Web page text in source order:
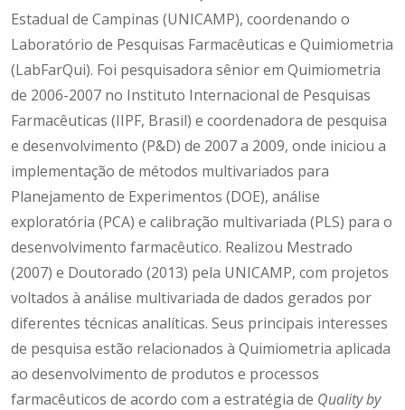
Estadual de Campinas (UNICAMP), coordenando o
Laboratório de Pesquisas Farmacêuticas e Quimiometria
(LabFarQui). Foi pesquisadora sênior em Quimiometria
de 2006-2007 no Instituto Internacional de Pesquisas
Farmacêuticas (IIPF, Brasil) e coordenadora de pesquisa
e desenvolvimento (P&D) de 2007 a 2009, onde iniciou a
implementação de métodos multivariados para
Planejamento de Experimentos (DOE), análise
exploratória (PCA) e calibração multivariada (PLS) para o
desenvolvimento farmacêutico. Realizou Mestrado
(2007) e Doutorado (2013) pela UNICAMP, com projetos
voltados à análise multivariada de dados gerados por
diferentes técnicas analíticas. Seus principais interesses
de pesquisa estão relacionados à Quimiometria aplicada
ao desenvolvimento de produtos e processos
farmacêuticos de acordo com a estratégia de Quality by